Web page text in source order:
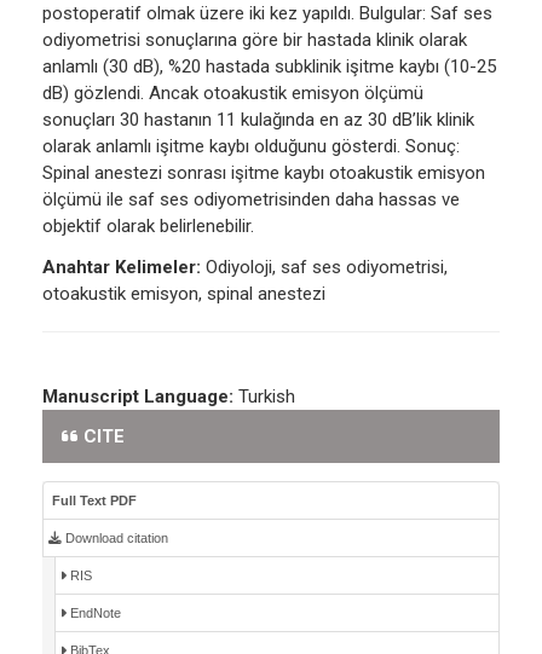
postoperatif olmak üzere iki kez yapıldı. Bulgular: Saf ses
odiyometrisi sonuçlarına göre bir hastada klinik olarak
anlamlı (30 dB), %20 hastada subklinik işitme kaybı (10-25
dB) gözlendi. Ancak otoakustik emisyon ölçümü
sonuçları 30 hastanın 11 kulağında en az 30 dB’lik klinik
olarak anlamlı işitme kaybı olduğunu gösterdi. Sonuç:
Spinal anestezi sonrası işitme kaybı otoakustik emisyon
ölçümü ile saf ses odiyometrisinden daha hassas ve
objektif olarak belirlenebilir.
Anahtar Kelimeler: Odiyoloji, saf ses odiyometrisi,
otoakustik emisyon, spinal anestezi
Manuscript Language: Turkish
CITE
Full Text PDF
Download citation
RIS
EndNote
BibTex